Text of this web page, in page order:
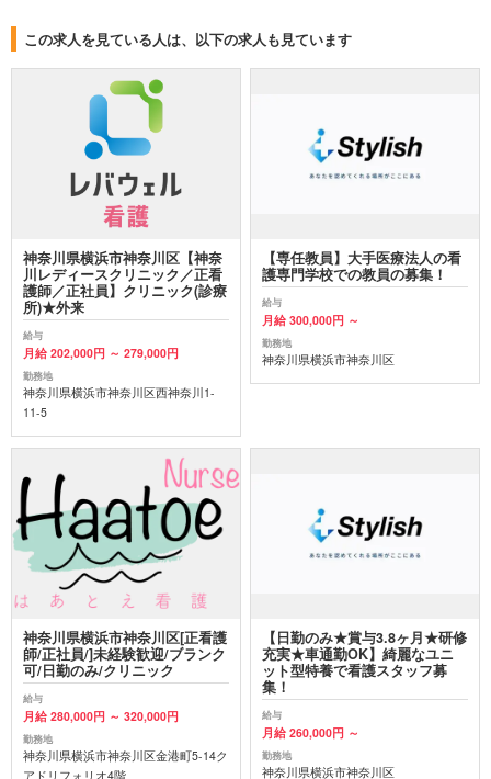
この求人を見ている人は、以下の求人も見ています
神奈川県横浜市神奈川区【神奈
川レディースクリニック／正看
護師／正社員】クリニック(診療
所)★外来
給与
月給 202,000円 ～ 279,000円
勤務地
神奈川県横浜市神奈川区西神奈川1-
11-5
【専任教員】大手医療法人の看
護専門学校での教員の募集！
給与
月給 300,000円 ～
勤務地
神奈川県横浜市神奈川区
神奈川県横浜市神奈川区[正看護
師/正社員/]未経験歓迎/ブランク
可/日勤のみ/クリニック
給与
月給 280,000円 ～ 320,000円
勤務地
神奈川県横浜市神奈川区金港町5-14ク
アドリフォリオ4階
【日勤のみ★賞与3.8ヶ月★研修
充実★車通勤OK】綺麗なユニ
ット型特養で看護スタッフ募
集！
給与
月給 260,000円 ～
勤務地
神奈川県横浜市神奈川区